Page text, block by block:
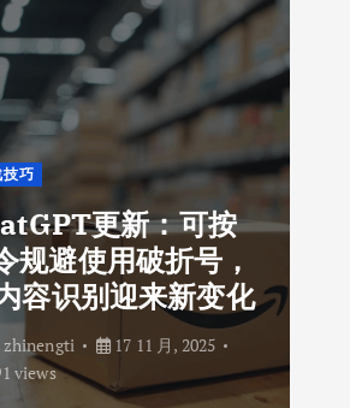
巧
更新：可按
规避使用破折号，
容识别迎来新变化
zhinengti
17 11 月, 2025
views